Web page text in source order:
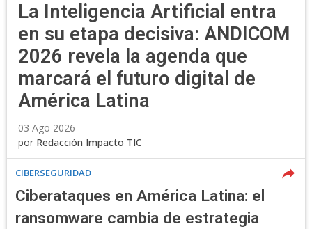
La Inteligencia Artificial entra
en su etapa decisiva: ANDICOM
2026 revela la agenda que
marcará el futuro digital de
América Latina
03 Ago 2026
por Redacción Impacto TIC
CIBERSEGURIDAD
Ciberataques en América Latina: el
ransomware cambia de estrategia